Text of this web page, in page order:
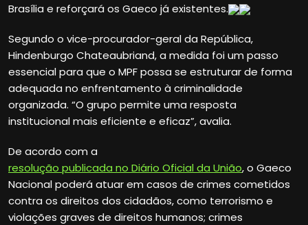
Brasília e reforçará os Gaeco já existentes.
Segundo o vice-procurador-geral da República,
Hindenburgo Chateaubriand, a medida foi um passo
essencial para que o MPF possa se estruturar de forma
adequada no enfrentamento à criminalidade
organizada. “O grupo permite uma resposta
institucional mais eficiente e eficaz”, avalia.
De acordo com a
resolução publicada no Diário Oficial da União, o Gaeco
Nacional poderá atuar em casos de crimes cometidos
contra os direitos dos cidadãos, como terrorismo e
violações graves de direitos humanos; crimes